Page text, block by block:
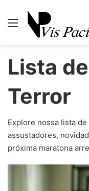
Menu
Lista
Terror​
Explore nossa lista
assustadores,
próxima maratona